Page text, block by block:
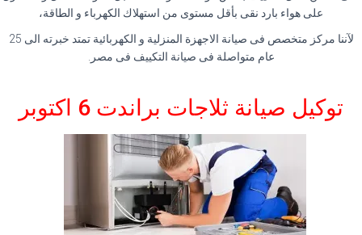
على هواء بارد نقى بأقل مستوى من استهلاك الكهرباء و الطاقة،
لآننا مركز متخصص فى صيانة الاجهزة المنزلية و الكهربائية تمتد خبرته الى 25
عام متواصلة فى صيانة التكييف فى مصر.
توكيل صيانة ثلاجات براندت 6 اكتوبر